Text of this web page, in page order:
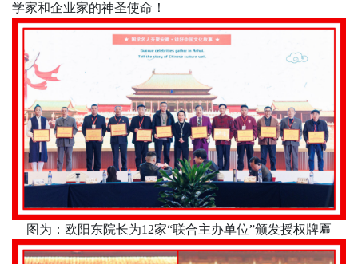
学家和企业家的神圣使命！
图为：欧阳东院长为12家“联合主办单位”颁发授权牌匾